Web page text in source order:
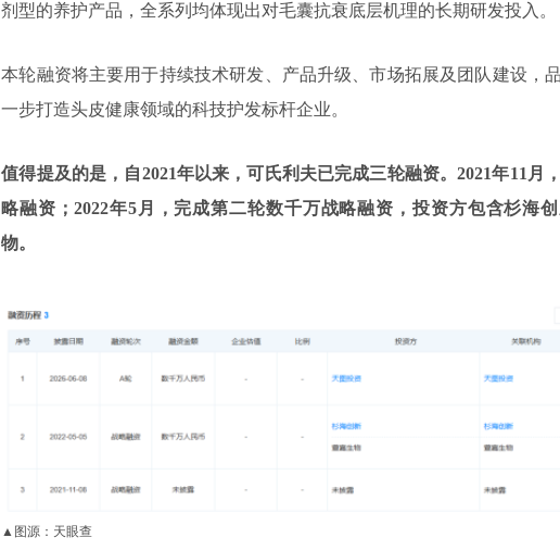
剂型的养护产品，全系列均体现出对毛囊抗衰底层机理的长期研发投入。
本轮融资将主要用于持续技术研发、产品升级、市场拓展及团队建设，
一步打造头皮健康领域的科技护发标杆企业。
值得提及的是，自2021年以来，可氏利夫已完成三轮融资。2021年11月
略融资；2022年5月，完成第二轮数千万战略融资，投资方包含杉海
物。
▲图源：天眼查